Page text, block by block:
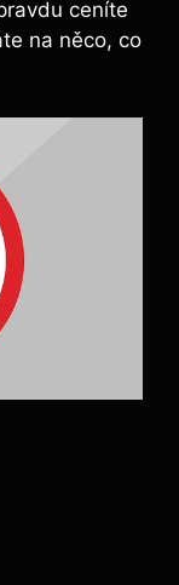
ceníte
na něco, co